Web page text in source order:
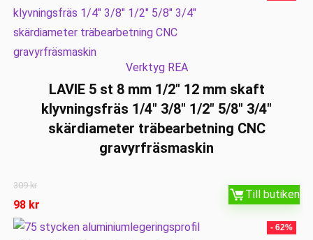
Verktyg REA
LAVIE 5 st 8 mm 1/2″ 12 mm skaft
klyvningsfräs 1/4″ 3/8″ 1/2″ 5/8″ 3/4″
skärdiameter träbearbetning CNC
gravyrfräsmaskin
309kr
98 kr
Till butiken
- 62%